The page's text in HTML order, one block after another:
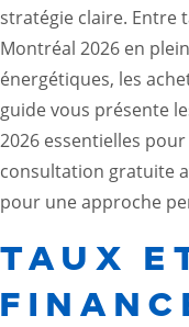
stratégie claire. Entre
Montréal 2026 en
énergétiques, les
guide vous présente
2026 essentielles
consultation gratuite
pour une approche
TAUX